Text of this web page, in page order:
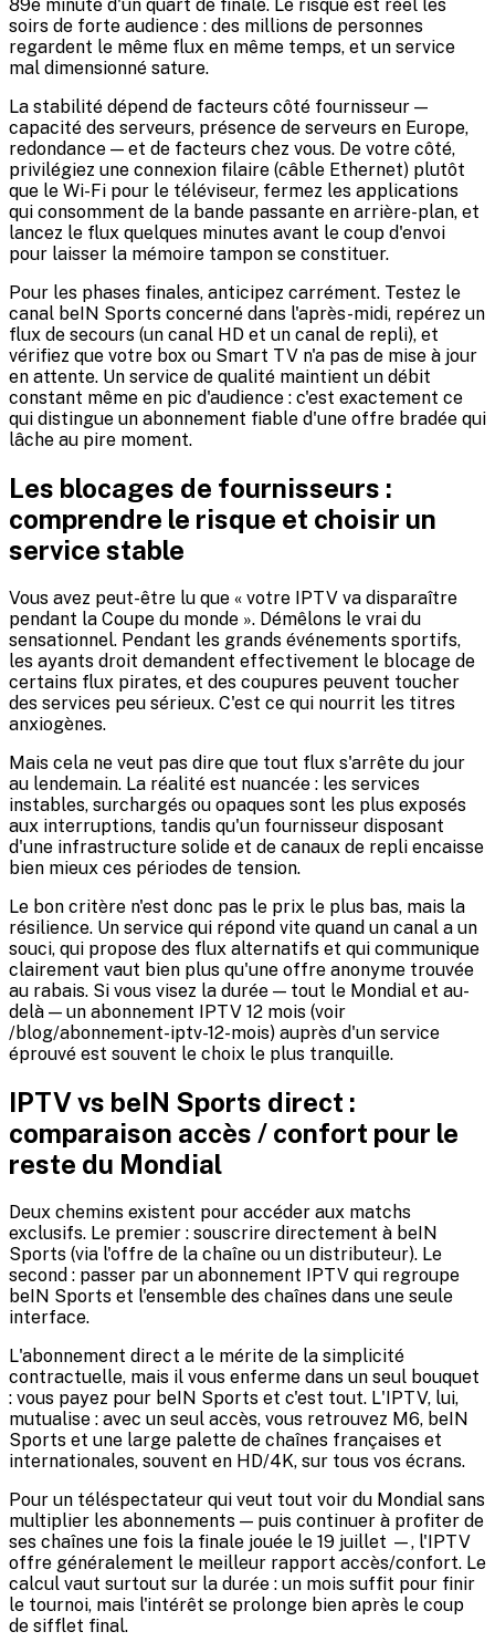
89e minute d'un quart de finale. Le risque est réel les
soirs de forte audience : des millions de personnes
regardent le même flux en même temps, et un service
mal dimensionné sature.
La stabilité dépend de facteurs côté fournisseur —
capacité des serveurs, présence de serveurs en Europe,
redondance — et de facteurs chez vous. De votre côté,
privilégiez une connexion filaire (câble Ethernet) plutôt
que le Wi-Fi pour le téléviseur, fermez les applications
qui consomment de la bande passante en arrière-plan, et
lancez le flux quelques minutes avant le coup d'envoi
pour laisser la mémoire tampon se constituer.
Pour les phases finales, anticipez carrément. Testez le
canal beIN Sports concerné dans l'après-midi, repérez un
flux de secours (un canal HD et un canal de repli), et
vérifiez que votre box ou Smart TV n'a pas de mise à jour
en attente. Un service de qualité maintient un débit
constant même en pic d'audience : c'est exactement ce
qui distingue un abonnement fiable d'une offre bradée qui
lâche au pire moment.
Les blocages de fournisseurs :
comprendre le risque et choisir un
service stable
Vous avez peut-être lu que « votre IPTV va disparaître
pendant la Coupe du monde ». Démêlons le vrai du
sensationnel. Pendant les grands événements sportifs,
les ayants droit demandent effectivement le blocage de
certains flux pirates, et des coupures peuvent toucher
des services peu sérieux. C'est ce qui nourrit les titres
anxiogènes.
Mais cela ne veut pas dire que tout flux s'arrête du jour
au lendemain. La réalité est nuancée : les services
instables, surchargés ou opaques sont les plus exposés
aux interruptions, tandis qu'un fournisseur disposant
d'une infrastructure solide et de canaux de repli encaisse
bien mieux ces périodes de tension.
Le bon critère n'est donc pas le prix le plus bas, mais la
résilience. Un service qui répond vite quand un canal a un
souci, qui propose des flux alternatifs et qui communique
clairement vaut bien plus qu'une offre anonyme trouvée
au rabais. Si vous visez la durée — tout le Mondial et au-
delà — un abonnement IPTV 12 mois (voir
/blog/abonnement-iptv-12-mois) auprès d'un service
éprouvé est souvent le choix le plus tranquille.
IPTV vs beIN Sports direct :
comparaison accès / confort pour le
reste du Mondial
Deux chemins existent pour accéder aux matchs
exclusifs. Le premier : souscrire directement à beIN
Sports (via l'offre de la chaîne ou un distributeur). Le
second : passer par un abonnement IPTV qui regroupe
beIN Sports et l'ensemble des chaînes dans une seule
interface.
L'abonnement direct a le mérite de la simplicité
contractuelle, mais il vous enferme dans un seul bouquet
: vous payez pour beIN Sports et c'est tout. L'IPTV, lui,
mutualise : avec un seul accès, vous retrouvez M6, beIN
Sports et une large palette de chaînes françaises et
internationales, souvent en HD/4K, sur tous vos écrans.
Pour un téléspectateur qui veut tout voir du Mondial sans
multiplier les abonnements — puis continuer à profiter de
ses chaînes une fois la finale jouée le 19 juillet —, l'IPTV
offre généralement le meilleur rapport accès/confort. Le
calcul vaut surtout sur la durée : un mois suffit pour finir
le tournoi, mais l'intérêt se prolonge bien après le coup
de sifflet final.